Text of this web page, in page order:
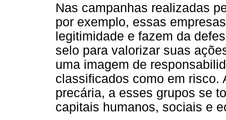
Nas campanhas realizadas
por exemplo, essas
legitimidade e fazem da
selo para valorizar suas
uma imagem de
classificados como em risco.
precária, a esses grupos se
capitais humanos, sociais e